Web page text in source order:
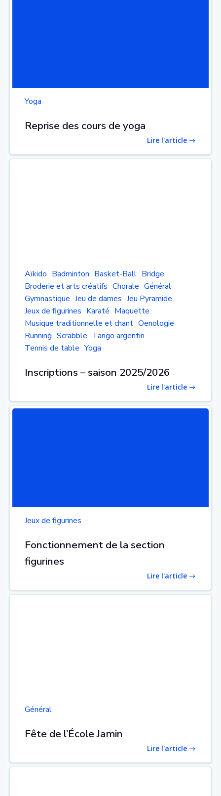
Yoga
Reprise des cours de yoga
Lire l'article
Aïkido Badminton Basket-Ball Bridge
Broderie et arts créatifs Chorale Général
Gymnastique Jeu de dames Jeu Pyramide
Jeux de figurines Karaté Maquette
Musique traditionnelle et chant Oenologie
Running Scrabble Tango argentin
Tennis de table Yoga
Inscriptions – saison 2025/2026
Lire l'article
Jeux de figurines
Fonctionnement de la section
figurines
Lire l'article
Général
Fête de l’École Jamin
Lire l'article